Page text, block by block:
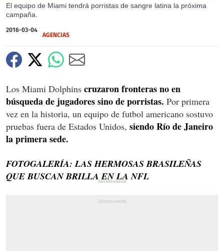
El equipo de Miami tendrá porristas de sangre latina la próxima
campaña.
2016-03-04
AGENCIAS
Los Miami Dolphins cruzaron fronteras no en
búsqueda de jugadores sino de porristas. Por primera
vez en la historia, un equipo de futbol americano sostuvo
pruebas fuera de Estados Unidos, siendo Río de Janeiro
la primera sede.
FOTOGALERÍA: LAS HERMOSAS BRASILEÑAS
QUE BUSCAN BRILLA EN LA NFL